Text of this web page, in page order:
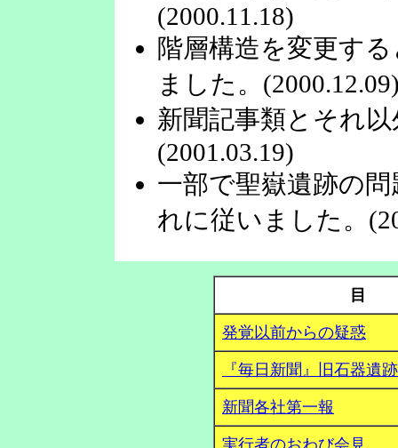
(2000.11.18)
階層構造を変更す
ました。
新聞記事類とそれ
(2001.03.19)
一部で聖嶽遺跡の
れに従いました。
目
発覚以前からの疑惑
『毎日新聞』旧石器遺
新聞各社第一報
実行者のおわび会見